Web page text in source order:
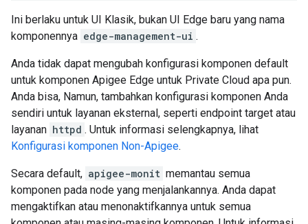
Ini berlaku untuk UI Klasik, bukan UI Edge baru yang nama
komponennya edge-management-ui .
Anda tidak dapat mengubah konfigurasi komponen default
untuk komponen Apigee Edge untuk Private Cloud apa pun.
Anda bisa, Namun, tambahkan konfigurasi komponen Anda
sendiri untuk layanan eksternal, seperti endpoint target atau
layanan httpd . Untuk informasi selengkapnya, lihat
Konfigurasi komponen Non-Apigee.
Secara default, apigee-monit memantau semua
komponen pada node yang menjalankannya. Anda dapat
mengaktifkan atau menonaktifkannya untuk semua